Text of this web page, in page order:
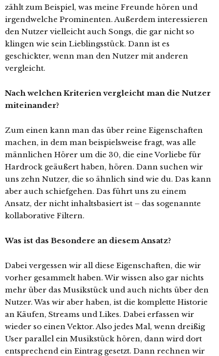
zählt zum Beispiel, was meine Freunde hören und
irgendwelche Prominenten. Außerdem interessieren
den Nutzer vielleicht auch Songs, die gar nicht so
klingen wie sein Lieblingsstück. Dann ist es
geschickter, wenn man den Nutzer mit anderen
vergleicht.
Nach welchen Kriterien vergleicht man die Nutzer
miteinander?
Zum einen kann man das über reine Eigenschaften
machen, in dem man beispielsweise fragt, was alle
männlichen Hörer um die 30, die eine Vorliebe für
Hardrock geäußert haben, hören. Dann suchen wir
uns zehn Nutzer, die so ähnlich sind wie du. Das kann
aber auch schiefgehen. Das führt uns zu einem
Ansatz, der nicht inhaltsbasiert ist – das sogenannte
kollaborative Filtern.
Was ist das Besondere an diesem Ansatz?
Dabei vergessen wir all diese Eigenschaften, die wir
vorher gesammelt haben. Wir wissen also gar nichts
mehr über das Musikstück und auch nichts über den
Nutzer. Was wir aber haben, ist die komplette Historie
an Käufen, Streams und Likes. Dabei erfassen wir
wieder so einen Vektor. Also jedes Mal, wenn dreißig
User parallel ein Musikstück hören, dann wird dort
entsprechend ein Eintrag gesetzt. Dann rechnen wir